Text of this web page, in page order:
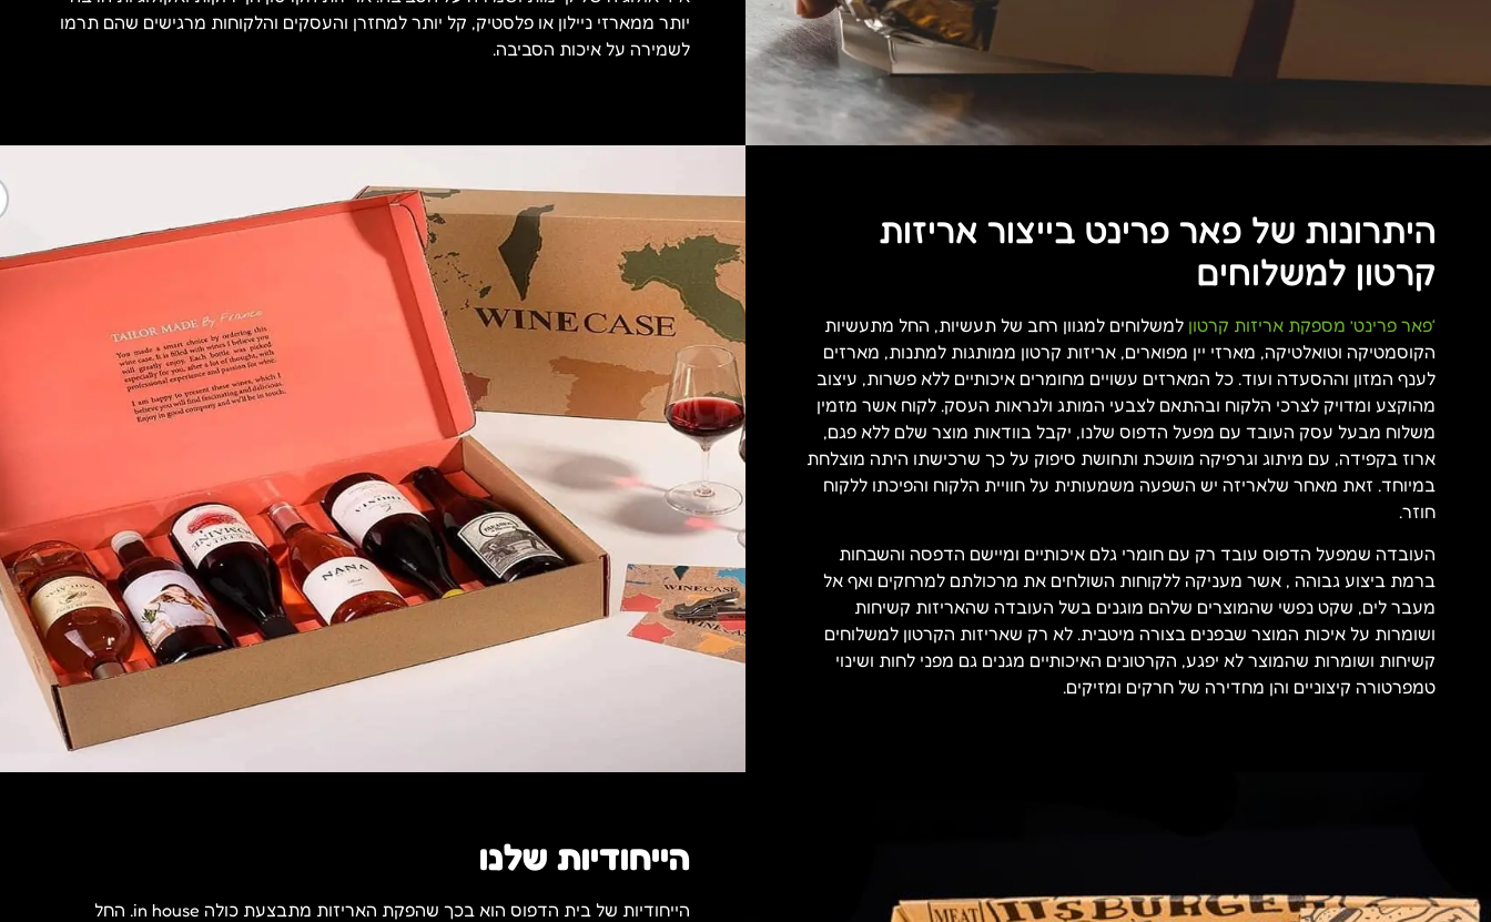
יותר ממארזי ניילון או פלסטיק, קל יותר למחזרן והעסקים והלקוחות מרגישים שהם תרמו
לשמירה על איכות הסביבה.
היתרונות של פאר פרינט בייצור אריזות
קרטון למשלוחים
‘פאר פרינט’ מספקת אריזות קרטון למשלוחים למגוון רחב של תעשיות, החל מתעשיות
הקוסמטיקה וטואלטיקה, מארזי יין מפוארים, אריזות קרטון ממותגות למתנות, מארזים
לענף המזון וההסעדה ועוד. כל המארזים עשויים מחומרים איכותיים ללא פשרות, עיצוב
מהוקצע ומדויק לצרכי הלקוח ובהתאם לצבעי המותג ולנראות העסק. לקוח אשר מזמין
משלוח מבעל עסק העובד עם מפעל הדפוס שלנו, יקבל בוודאות מוצר שלם ללא פגם,
ארוז בקפידה, עם מיתוג וגרפיקה מושכת ותחושת סיפוק על כך שרכישתו היתה מוצלחת
במיוחד. זאת מאחר שלאריזה יש השפעה משמעותית על חוויית הלקוח והפיכתו ללקוח
חוזר.
העובדה שמפעל הדפוס עובד רק עם חומרי גלם איכותיים ומיישם הדפסה והשבחות
ברמת ביצוע גבוהה , אשר מעניקה ללקוחות השולחים את מרכולתם למרחקים ואף אל
מעבר לים, שקט נפשי שהמוצרים שלהם מוגנים בשל העובדה שהאריזות קשיחות
ושומרות על איכות המוצר שבפנים בצורה מיטבית. לא רק שאריזות הקרטון למשלוחים
קשיחות ושומרות שהמוצר לא יפגע, הקרטונים האיכותיים מגנים גם מפני לחות ושינוי
טמפרטורה קיצוניים והן מחדירה של חרקים ומזיקים.
הייחודיות שלנו
הייחודיות של בית הדפוס הוא בכך שהפקת האריזות מתבצעת כולה in house. החל